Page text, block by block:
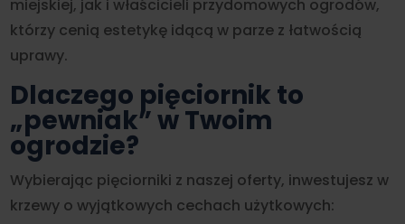
miejskiej, jak i właścicieli przydomowych ogrodów,
którzy cenią estetykę idącą w parze z łatwością
uprawy.
Dlaczego pięciornik to
„pewniak” w Twoim
ogrodzie?
Wybierając pięciorniki z naszej oferty, inwestujesz w
krzewy o wyjątkowych cechach użytkowych: